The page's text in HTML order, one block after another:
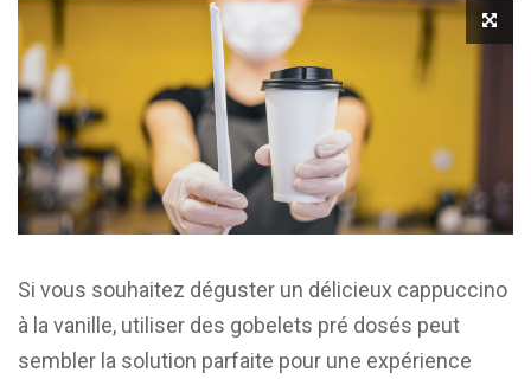
Si vous souhaitez déguster un délicieux cappuccino
à la vanille, utiliser des gobelets pré dosés peut
sembler la solution parfaite pour une expérience